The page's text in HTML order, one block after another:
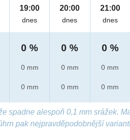
19:00
dnes
0 %
0 mm
0 mm
20:00
dnes
0 %
0 mm
0 mm
21:00
dnes
0 %
0 mm
0 mm
spadne alespoň 0,1 mm srážek.
pak nejpravděpodobnější